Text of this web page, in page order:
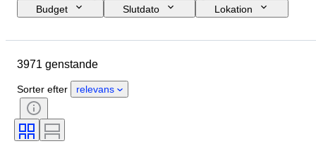
Budget
Slutdato
Lokation
Materiale
Certificering
Tilbehør inkluderet
Størrelse på genstand
Model
3971 genstande
Sorter efter relevans